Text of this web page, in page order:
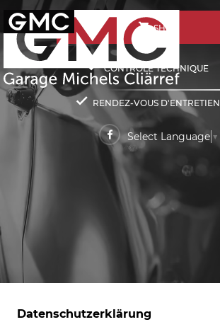
SHOP
CONTRÔLE TECHNIQUE
RENDEZ-VOUS D'ENTRETIEN
Select Language ▼
Datenschutzerklärung